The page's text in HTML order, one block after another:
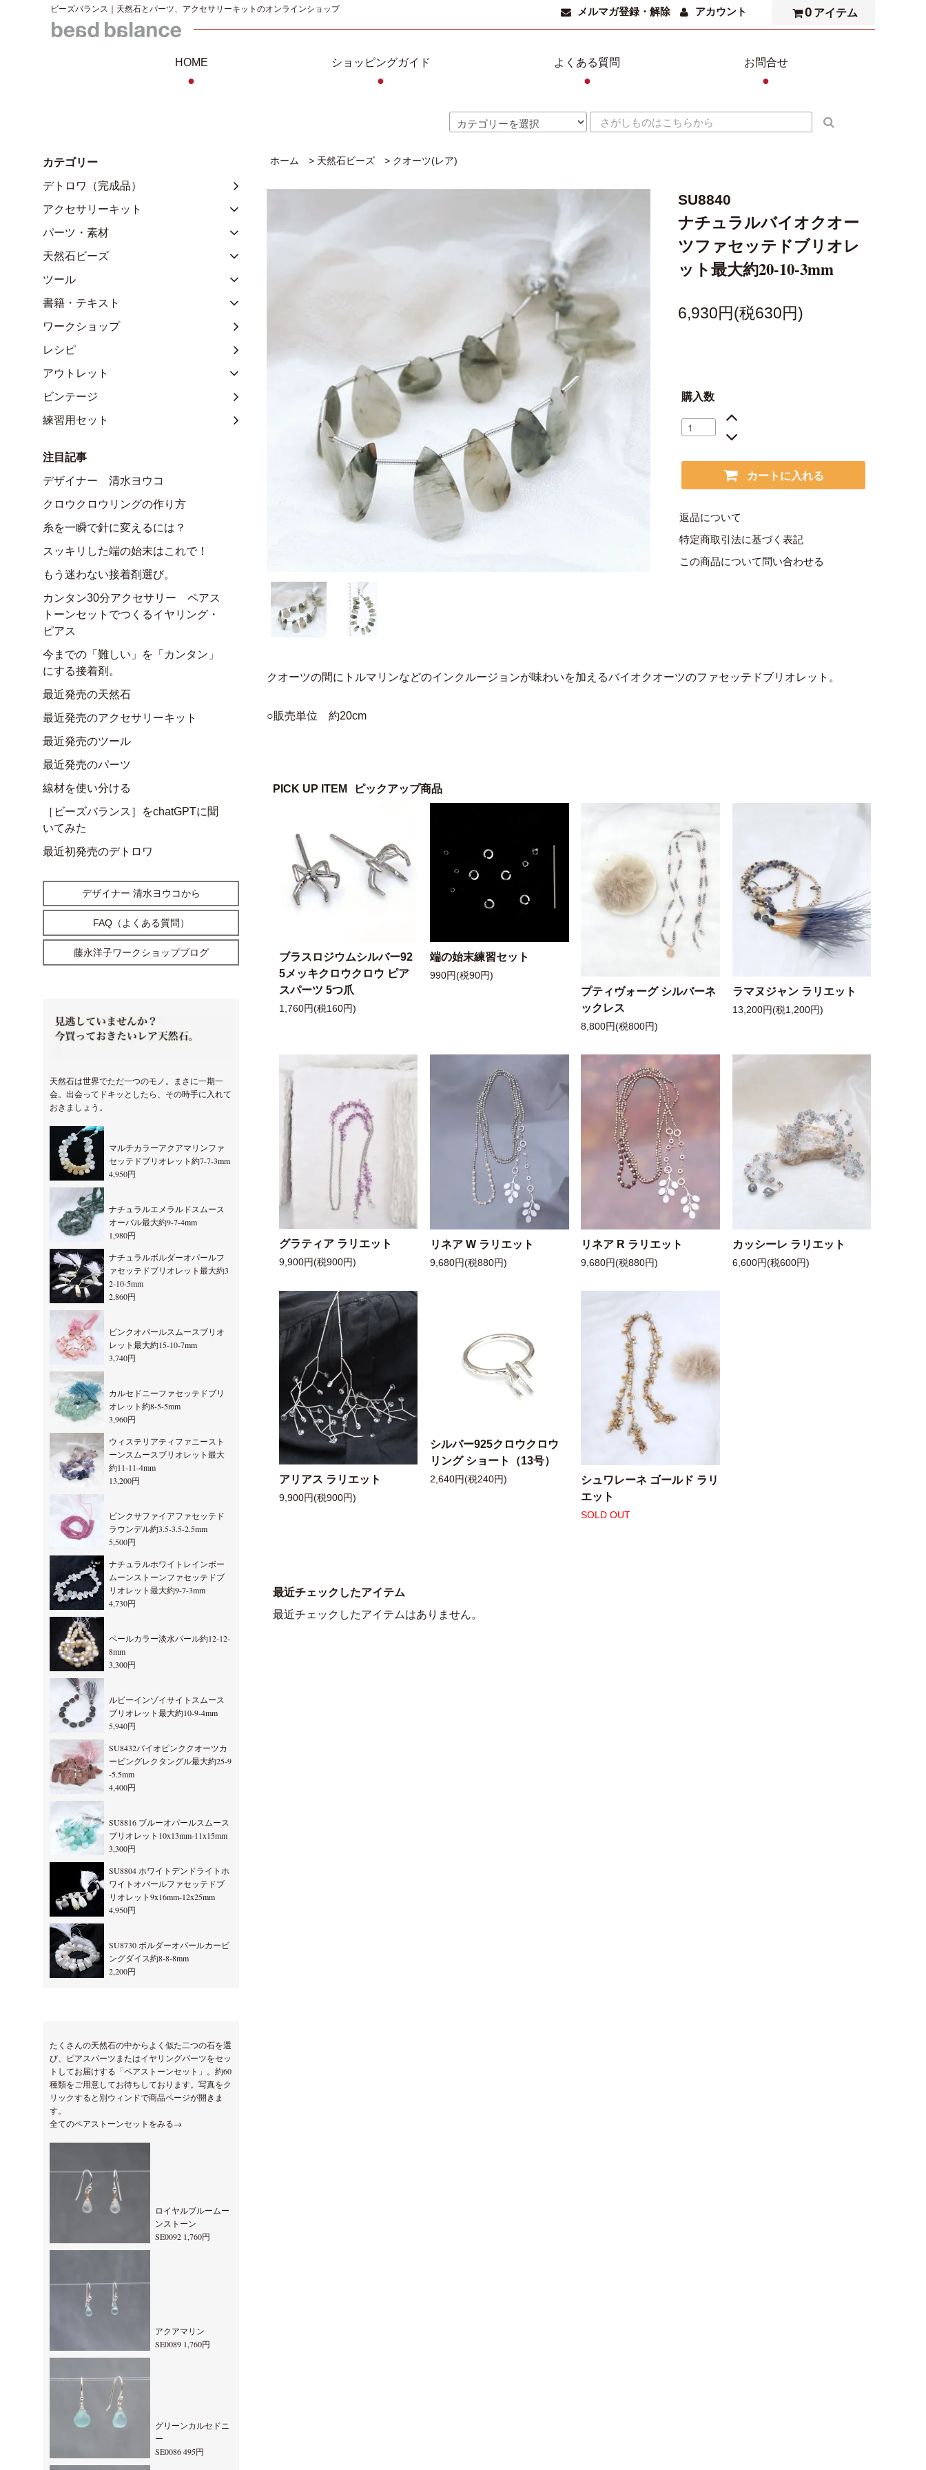
ビーズバランス｜天然石とパーツ、アクセサリーキットのオンラインショップ メルマガ登録・解除 アカウント 0 アイテム
HOME
●
ショッピングガイド
●
よくある質問
●
お問合せ
●
ホーム > 天然石ビーズ > クオーツ(レア)
SU8840
ナチュラルバイオクオー
ツファセッテドブリオレ
ット最大約20-10-3mm
6,930円(税630円)
購入数
カートに入れる
返品について
特定商取引法に基づく表記
この商品について問い合わせる
クオーツの間にトルマリンなどのインクルージョンが味わいを加えるバイオクオーツのファセッテドブリオレット。
○販売単位 約20cm
PICK UP ITEM ピックアップ商品
ブラスロジウムシルバー92
5メッキクロウクロウ ピア
スパーツ 5つ爪
1,760円(税160円)
端の始末練習セット
990円(税90円)
プティヴォーグ シルバーネ
ックレス
8,800円(税800円)
ラマヌジャン ラリエット
13,200円(税1,200円)
グラティア ラリエット
9,900円(税900円)
リネア W ラリエット
9,680円(税880円)
リネア R ラリエット
9,680円(税880円)
カッシーレ ラリエット
6,600円(税600円)
アリアス ラリエット
9,900円(税900円)
シルバー925クロウクロウ
リング ショート（13号）
2,640円(税240円)
シュワレーネ ゴールド ラリ
エット
SOLD OUT
最近チェックしたアイテム
最近チェックしたアイテムはありません。
カテゴリー
デトロワ（完成品）
アクセサリーキット
パーツ・素材
天然石ビーズ
ツール
書籍・テキスト
ワークショップ
レシピ
アウトレット
ビンテージ
練習用セット
注目記事
デザイナー 清水ヨウコ
クロウクロウリングの作り方
糸を一瞬で針に変えるには？
スッキリした端の始末はこれで！
もう迷わない接着剤選び。
カンタン30分アクセサリー ペアス
トーンセットでつくるイヤリング・
ピアス
今までの「難しい」を「カンタン」
にする接着剤。
最近発売の天然石
最近発売のアクセサリーキット
最近発売のツール
最近発売のパーツ
線材を使い分ける
［ビーズバランス］をchatGPTに聞
いてみた
最近初発売のデトロワ
デザイナー 清水ヨウコから
FAQ（よくある質問）
藤永洋子ワークショップブログ
天然石は世界でただ一つのモノ。まさに一期一
会。出会ってドキッとしたら、その時手に入れて
おきましょう。
マルチカラーアクアマリンファ
セッテドブリオレット約7-7-3mm
4,950円
ナチュラルエメラルドスムース
オーバル最大約9-7-4mm
1,980円
ナチュラルボルダーオパールフ
ァセッテドブリオレット最大約3
2-10-5mm
2,860円
ピンクオパールスムースブリオ
レット最大約15-10-7mm
3,740円
カルセドニーファセッテドブリ
オレット約8-5-5mm
3,960円
ウィステリアティファニースト
ーンスムースブリオレット最大
約11-11-4mm
13,200円
ピンクサファイアファセッテド
ラウンデル約3.5-3.5-2.5mm
5,500円
ナチュラルホワイトレインボー
ムーンストーンファセッテドブ
リオレット最大約9-7-3mm
4,730円
ペールカラー淡水パール約12-12-
8mm
3,300円
ルビーインゾイサイトスムース
ブリオレット最大約10-9-4mm
5,940円
SU8432バイオピンククオーツカ
ービングレクタングル最大約25-9
-5.5mm
4,400円
SU8816 ブルーオパールスムース
ブリオレット10x13mm-11x15mm
3,300円
SU8804 ホワイトデンドライトホ
ワイトオパールファセッテドブ
リオレット9x16mm-12x25mm
4,950円
SU8730 ボルダーオパールカービ
ングダイス約8-8-8mm
2,200円
たくさんの天然石の中からよく似た二つの石を選
び、ピアスパーツまたはイヤリングパーツをセッ
トしてお届けする「ペアストーンセット」。約60
種類をご用意してお待ちしております。写真をク
リックすると別ウィンドで商品ページが開きま
す。
全てのペアストーンセットをみる→
ロイヤルブルームー
ンストーン
SE0092 1,760円
アクアマリン
SE0089 1,760円
グリーンカルセドニ
ー
SE0086 495円